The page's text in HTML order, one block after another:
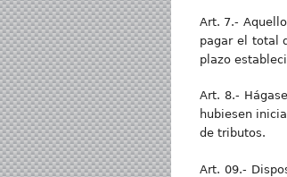
Art. 7.-
pagar el total
plazo
Art. 8.-
hubiesen
de tributos.
Art. 09.-